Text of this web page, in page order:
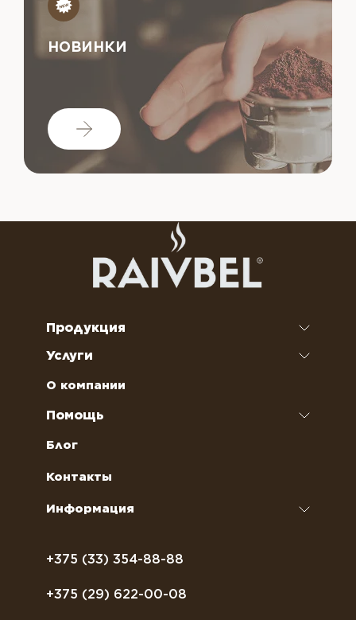
НОВИНКИ
+375 (33) 354-88-88
+375 (29) 622-00-08
Продукция
Кофе
Чай
Наполнители для вендинговых автоматов
Кофейное оборудование
Услуги
Аренда кофемашин
Ремонт кофемашин и кофеварок
Обслуживание профессиональных
Курсы бариста
О компании
Помощь
Как оформить заказ
Условия доставки
Блог
Контакты
Информация
Договор оферты